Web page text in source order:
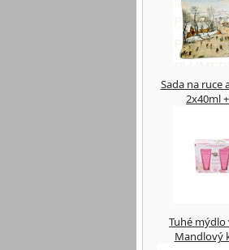
Sada na ruce
2x40ml
Tuhé mýdlo
Mandlový